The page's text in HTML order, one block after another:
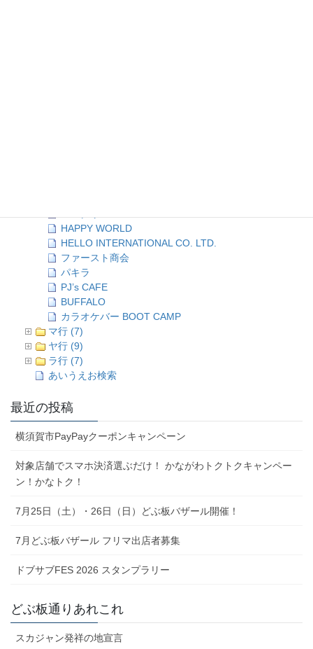
HAPPY WORLD
HELLO INTERNATIONAL CO. LTD.
ファースト商会
パキラ
PJ’s CAFE
BUFFALO
カラオケバー BOOT CAMP
マ行 (7)
ヤ行 (9)
ラ行 (7)
あいうえお検索
最近の投稿
横須賀市PayPayクーポンキャンペーン
対象店舗でスマホ決済選ぶだけ！ かながわトクトクキャンペー
ン！かなトク！
7月25日（土）・26日（日）どぶ板バザール開催！
7月どぶ板バザール フリマ出店者募集
ドブサブFES 2026 スタンプラリー
どぶ板通りあれこれ
スカジャン発祥の地宣言